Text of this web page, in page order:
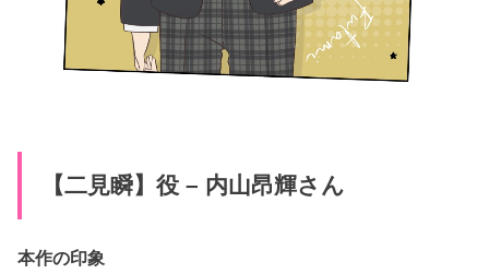
【二見瞬】役 – 内山昂輝さん
本作の印象